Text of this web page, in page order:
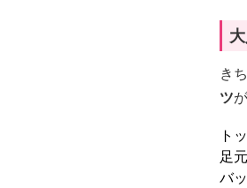
き
ツ
ト
足
バ